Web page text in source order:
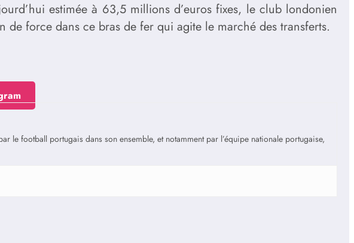
estimée à 63,5 millions d’euros fixes, le club londonien
force dans ce bras de fer qui agite le marché des transferts.
le football portugais dans son ensemble, et notamment par l’équipe nationale portugaise,